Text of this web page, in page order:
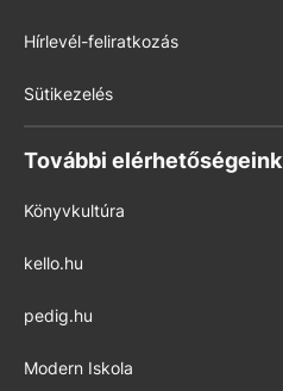
Hírlevél-feliratkozás
Sütikezelés
További elérhetőségeink
Könyvkultúra
kello.hu
pedig.hu
Modern Iskola